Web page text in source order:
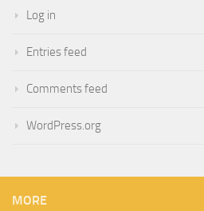
Log in
Entries feed
Comments feed
WordPress.org
MORE